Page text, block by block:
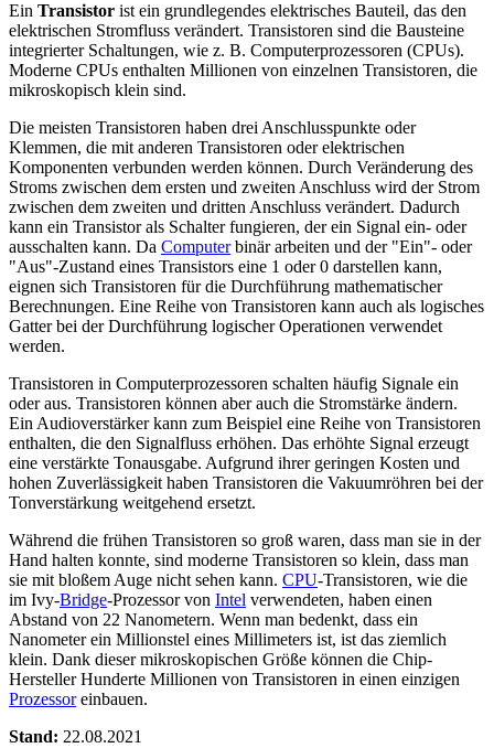
Ein Transistor ist ein grundlegendes elektrisches Bauteil, das den
elektrischen Stromfluss verändert. Transistoren sind die Bausteine
integrierter Schaltungen, wie z. B. Computerprozessoren (CPUs).
Moderne CPUs enthalten Millionen von einzelnen Transistoren, die
mikroskopisch klein sind.
Die meisten Transistoren haben drei Anschlusspunkte oder
Klemmen, die mit anderen Transistoren oder elektrischen
Komponenten verbunden werden können. Durch Veränderung des
Stroms zwischen dem ersten und zweiten Anschluss wird der Strom
zwischen dem zweiten und dritten Anschluss verändert. Dadurch
kann ein Transistor als Schalter fungieren, der ein Signal ein- oder
ausschalten kann. Da Computerbinär arbeiten und der "Ein"- oder
"Aus"-Zustand eines Transistors eine 1 oder 0 darstellen kann,
eignen sich Transistoren für die Durchführung mathematischer
Berechnungen. Eine Reihe von Transistoren kann auch als logisches
Gatter bei der Durchführung logischer Operationen verwendet
werden.
Transistoren in Computerprozessoren schalten häufig Signale ein
oder aus. Transistoren können aber auch die Stromstärke ändern.
Ein Audioverstärker kann zum Beispiel eine Reihe von Transistoren
enthalten, die den Signalfluss erhöhen. Das erhöhte Signal erzeugt
eine verstärkte Tonausgabe. Aufgrund ihrer geringen Kosten und
hohen Zuverlässigkeit haben Transistoren die Vakuumröhren bei der
Tonverstärkung weitgehend ersetzt.
Während die frühen Transistoren so groß waren, dass man sie in der
Hand halten konnte, sind moderne Transistoren so klein, dass man
sie mit bloßem Auge nicht sehen kann. CPU-Transistoren, wie die
im Ivy-Bridge-Prozessor von Intel verwendeten, haben einen
Abstand von 22 Nanometern. Wenn man bedenkt, dass ein
Nanometer ein Millionstel eines Millimeters ist, ist das ziemlich
klein. Dank dieser mikroskopischen Größe können die Chip-
Hersteller Hunderte Millionen von Transistoren in einen einzigen
Prozessoreinbauen.
Stand: 22.08.2021